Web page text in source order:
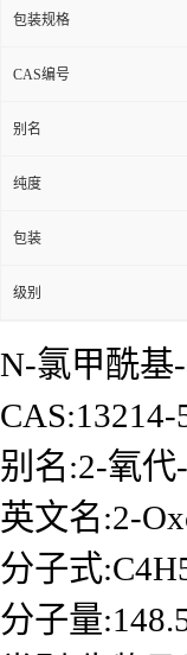
包装规格
CAS编号
别名
纯度
包装
级别
N-氯甲酰基
CAS:13214-
别名:2-氧
英文名:2-
分子式
分子量